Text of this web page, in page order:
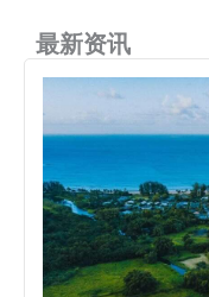
最新资讯